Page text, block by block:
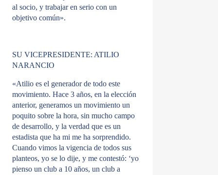
al socio, y trabajar en serio con un
objetivo común».
SU VICEPRESIDENTE: ATILIO
NARANCIO
«Atilio es el generador de todo este
movimiento. Hace 3 años, en la elección
anterior, generamos un movimiento un
poquito sobre la hora, sin mucho campo
de desarrollo, y la verdad que es un
estadista que ha mi me ha sorprendido.
Cuando vimos la vigencia de todos sus
planteos, yo se lo dije, y me contestó: ‘yo
pienso un club a 10 años, un club a